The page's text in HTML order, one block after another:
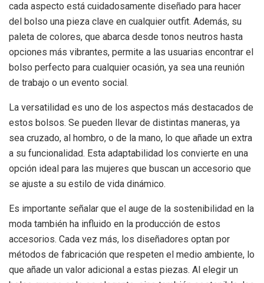
cada aspecto está cuidadosamente diseñado para hacer
del bolso una pieza clave en cualquier outfit. Además, su
paleta de colores, que abarca desde tonos neutros hasta
opciones más vibrantes, permite a las usuarias encontrar el
bolso perfecto para cualquier ocasión, ya sea una reunión
de trabajo o un evento social.
La versatilidad es uno de los aspectos más destacados de
estos bolsos. Se pueden llevar de distintas maneras, ya
sea cruzado, al hombro, o de la mano, lo que añade un extra
a su funcionalidad. Esta adaptabilidad los convierte en una
opción ideal para las mujeres que buscan un accesorio que
se ajuste a su estilo de vida dinámico.
Es importante señalar que el auge de la sostenibilidad en la
moda también ha influido en la producción de estos
accesorios. Cada vez más, los diseñadores optan por
métodos de fabricación que respeten el medio ambiente, lo
que añade un valor adicional a estas piezas. Al elegir un